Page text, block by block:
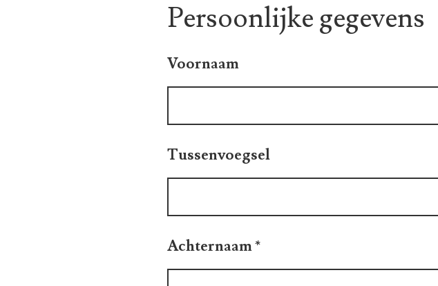
Persoonlijke gegevens
Voornaam
Tussenvoegsel
Achternaam*